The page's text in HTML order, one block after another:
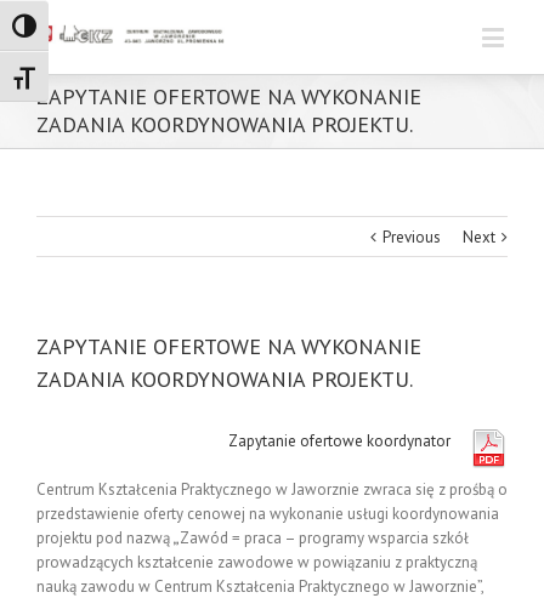
Toggle High Contrast
Toggle Font size
ZAPYTANIE OFERTOWE NA WYKONANIE
ZADANIA KOORDYNOWANIA PROJEKTU.
Previous Next
ZAPYTANIE OFERTOWE NA WYKONANIE
ZADANIA KOORDYNOWANIA PROJEKTU.
Zapytanie ofertowe koordynator
Centrum Kształcenia Praktycznego w Jaworznie zwraca się z prośbą o
przedstawienie oferty cenowej na wykonanie usługi koordynowania
projektu pod nazwą„Zawód = praca – programy wsparcia szkół
prowadzących kształcenie zawodowe w powiązaniu z praktyczną
nauką zawodu w Centrum Kształcenia Praktycznego w Jaworznie”,